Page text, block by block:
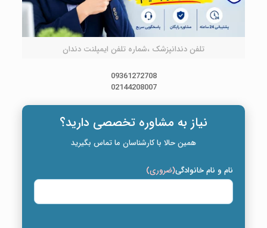
تلفن دندانپزشک ،شماره تلفن ایمپلنت دندان
09361272708
02144208007
نیاز به مشاوره تخصصی دارید؟
همین حالا با کارشناسان ما تماس بگیرید
نام و نام خانوادگی(ضروری)